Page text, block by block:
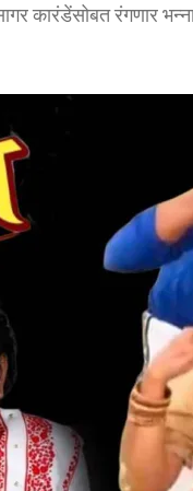
कारंडेंसोबत रंगणार